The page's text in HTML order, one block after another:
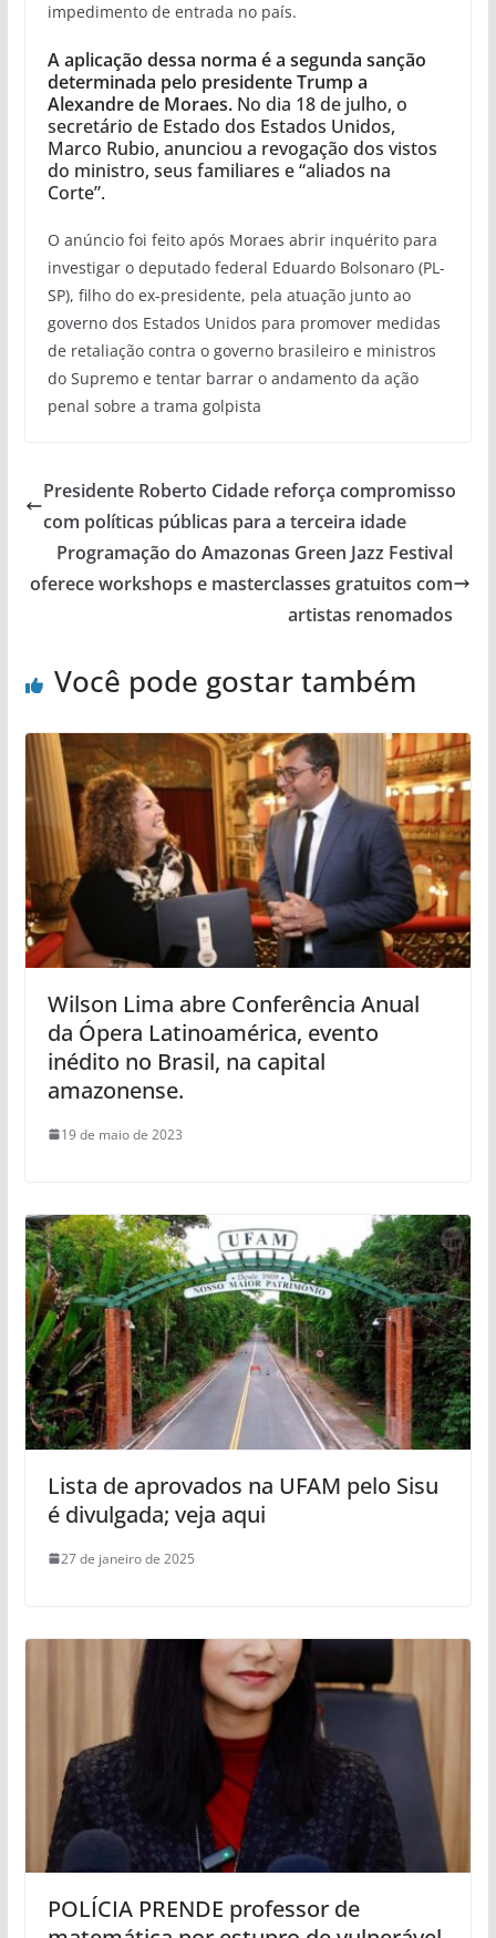
impedimento de entrada no país.
A aplicação dessa norma é a segunda sanção
determinada pelo presidente Trump a
Alexandre de Moraes.No dia 18 de julho, o
secretário de Estado dos Estados Unidos,
Marco Rubio, anunciou a revogação dos vistos
do ministro, seus familiares e “aliados na
Corte”.
O anúncio foi feito após Moraes abrir inquérito para
investigar o deputado federal Eduardo Bolsonaro (PL-
SP), filho do ex-presidente, pela atuação junto ao
governo dos Estados Unidos para promover medidas
de retaliação contra o governo brasileiro e ministros
do Supremo e tentar barrar o andamento da ação
penal sobre a trama golpista
Presidente Roberto Cidade reforça compromisso
com políticas públicas para a terceira idade
Programação do Amazonas Green Jazz Festival
oferece workshops e masterclasses gratuitos com
artistas renomados
Você pode gostar também
Wilson Lima abre Conferência Anual
da Ópera Latinoamérica, evento
inédito no Brasil, na capital
amazonense.
19 de maio de 2023
Lista de aprovados na UFAM pelo Sisu
é divulgada; veja aqui
27 de janeiro de 2025
POLÍCIA PRENDE professor de